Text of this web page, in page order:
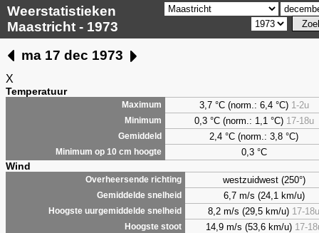
Weerstatistieken
Maastricht - 1973
ma 17 dec 1973
X
Temperatuur
Maximum 3,7 °C (norm.: 6,4 °C) 1-2u
Minimum 0,3 °C (norm.: 1,1 °C) 17-18u
Gemiddeld 2,4 °C (norm.: 3,8 °C)
Minimum op 10 cm hoogte 0,3 °C
Wind
Overheersende richting westzuidwest (250°)
Gemiddelde snelheid 6,7 m/s (24,1 km/u)
Hoogste uurgemiddelde snelheid 8,2 m/s (29,5 km/u) 17-18u
Hoogste stoot 14,9 m/s (53,6 km/u) 17-